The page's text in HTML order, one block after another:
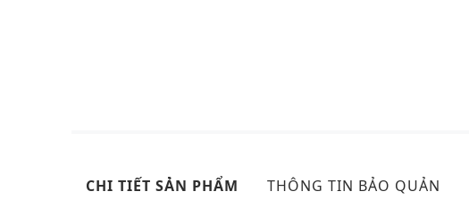
CHI TIẾT SẢN PHẨM THÔNG TIN BẢO QUẢN